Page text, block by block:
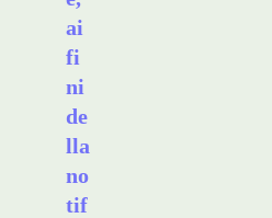
ai
fi
ni
de
lla
no
tif